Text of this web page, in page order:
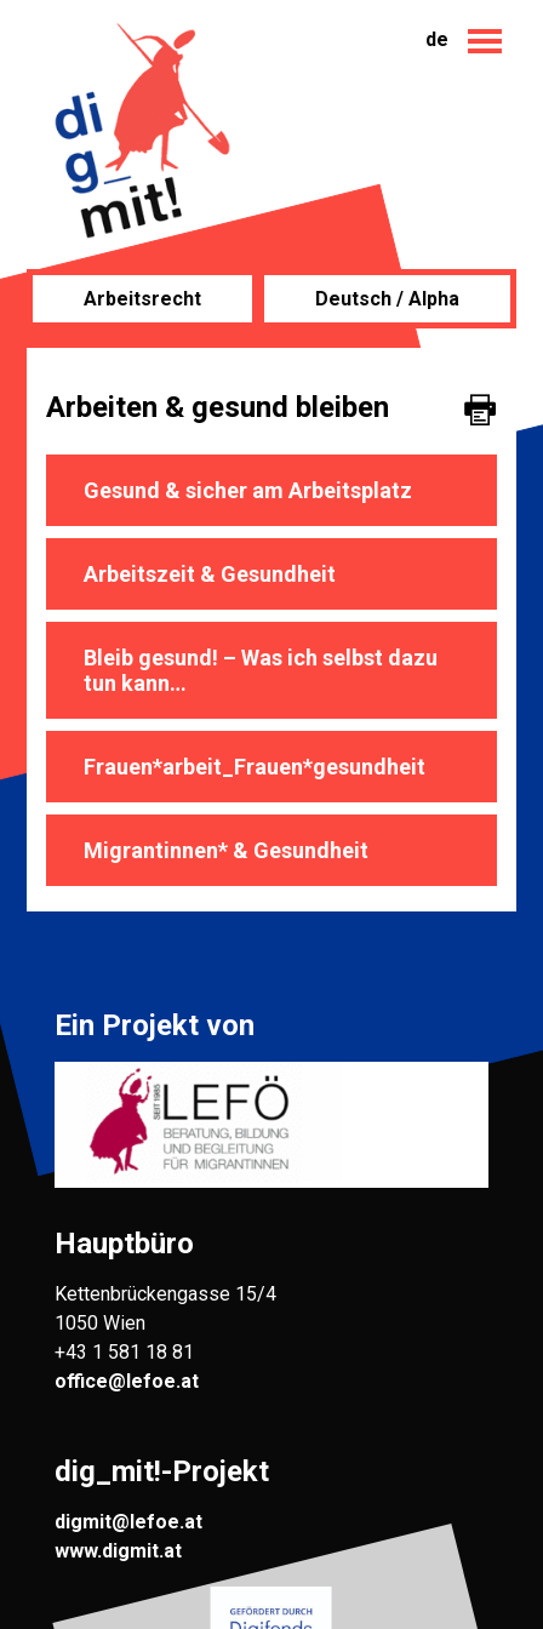
de
Arbeitsrecht Deutsch / Alpha
Arbeiten & gesund bleiben
Gesund & sicher am Arbeitsplatz
Arbeitszeit & Gesundheit
Bleib gesund! – Was ich selbst dazu
tun kann…
Frauen*arbeit_​ Frauen*gesundheit
Migrantinnen* & Gesundheit
Ein Projekt von
Hauptbüro
Kettenbrückengasse 15/4
1050 Wien
+43 1 581 18 81
office@lefoe.at
dig_mit!-Projekt
digmit@lefoe.at
www.digmit.at